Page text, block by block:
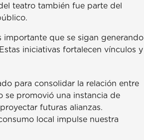
teatro también fue parte del
importante que se sigan generando
iniciativas fortalecen vínculos y
para consolidar la relación entre
se promovió una instancia de
futuras alianzas.
local impulse nuestra